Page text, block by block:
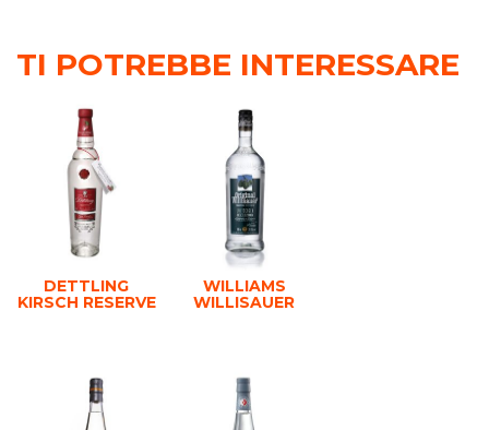
TI POTREBBE INTERESSARE
DETTLING
KIRSCH RESERVE
WILLIAMS
WILLISAUER